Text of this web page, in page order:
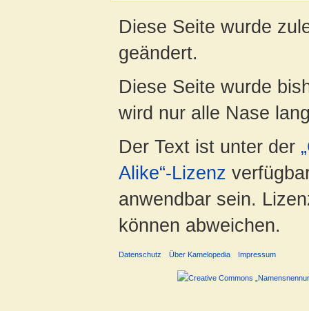
Diese Seite wurde
geändert.
Diese Seite wurde
wird nur alle Nase
Der Text ist unter der
Alike“-Lizenz
anwendbar sein.
können abweichen.
Datenschutz Über Kamelopedia Impressum